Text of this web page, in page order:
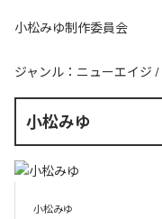
小松みゆ制作委員会
ジャンル： ニューエイジ /
小松みゆ
小松みゆ